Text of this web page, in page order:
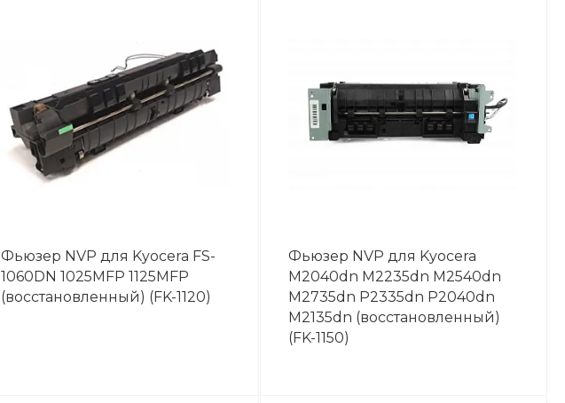
Фьюзер NVP для Kyocera FS-
1060DN 1025MFP 1125MFP
(восстановленный) (FK-1120)
Фьюзер NVP для Kyocera
M2040dn M2235dn M2540dn
M2735dn P2335dn P2040dn
M2135dn (восстановленный)
(FK-1150)